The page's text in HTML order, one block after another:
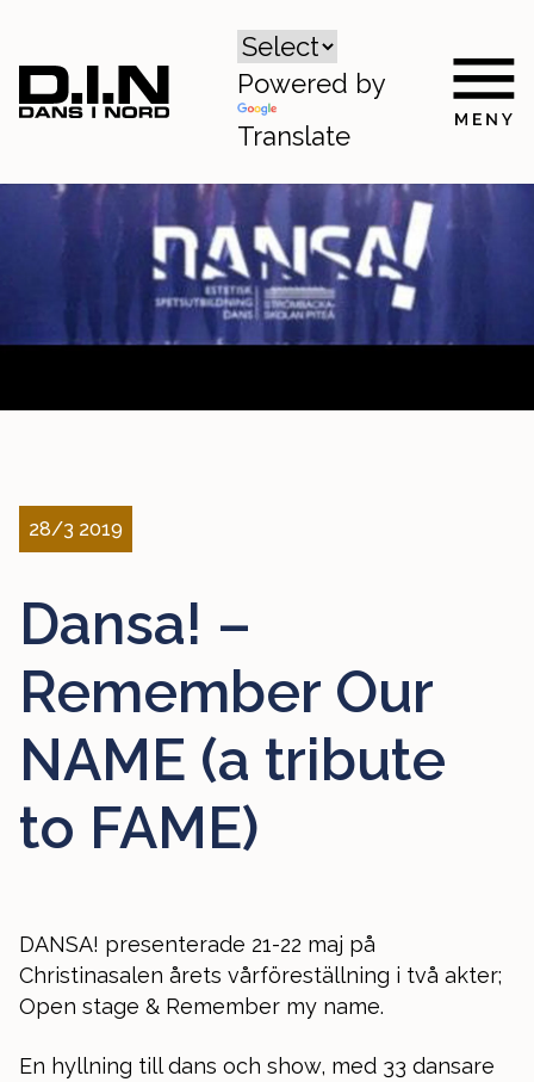
Powered by
Translate
28/3 2019
Dansa! –
Remember Our
NAME (a tribute
to FAME)
DANSA! presenterade 21-22 maj på
Christinasalen årets vårföreställning i två akter;
Open stage & Remember my name.
En hyllning till dans och show, med 33 dansare